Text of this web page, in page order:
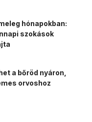
hónapokban:
szokások
a bőröd nyáron,
orvoshoz